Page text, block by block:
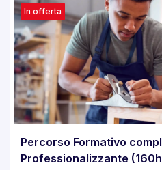
In offerta
Percorso Formativo
Professionalizzante